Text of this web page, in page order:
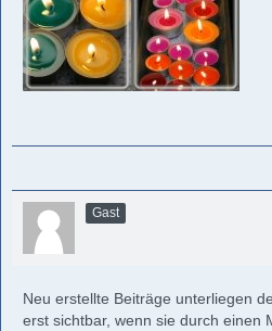
Gast
Neu erstellte Beiträge unterliegen
erst sichtbar, wenn sie durch einen